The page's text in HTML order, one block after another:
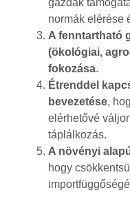
normák elérése
A fenntartható
(ökológiai,
fokozása.
Étrenddel
bevezetése,
elérhetővé
táplálkozás.
A növényi
hogy